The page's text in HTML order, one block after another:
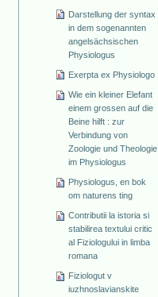
Darstellung der syntax
in dem sogenannten
angelsächsischen
Physiologus
Exerpta ex Physiologo
Wie ein kleiner Elefant
einem grossen auf die
Beine hilft : zur
Verbindung von
Zoologie und Theologie
im Physiologus
Physiologus, en bok
om naturens ting
Contributii la istoria si
stabilirea textului critic
al Fiziologului in limba
romana
Fiziologut v
iuzhnoslavianskite